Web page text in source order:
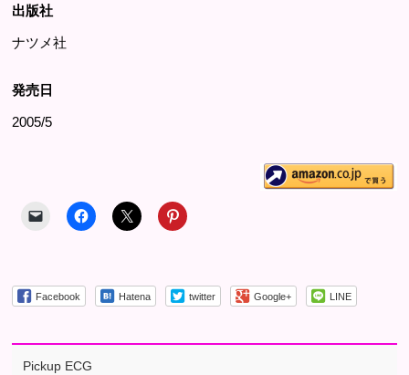
出版社
ナツメ社
発売日
2005/5
Facebook Hatena twitter Google+ LINE
Pickup ECG